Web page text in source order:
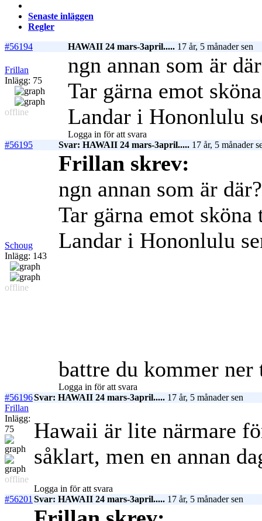
Senaste inläggen
Regler
#56194
HAWAII 24 mars-3april..... 17 år, 5 månader sen
Frillan
Inlägg: 75
offline
ngn annan som är
Tar gärna emot
Landar i Hononlulu
Logga in för att svara
#56195
Svar: HAWAII 24 mars-3april..... 17 år, 5 månader
Schoug
Inlägg: 143
offline
Frillan skrev:
ngn annan som är
Tar gärna emot
Landar i Hononlulu
battre du kommer
Logga in för att svara
#56196Svar: HAWAII 24 mars-3april..... 17 år, 5 månader sen
Frillan
Inlägg:
75
offline
Hawaii är lite närmare
såklart, men en annan
Logga in för att svara
#56201Svar: HAWAII 24 mars-3april..... 17 år, 5 månader sen